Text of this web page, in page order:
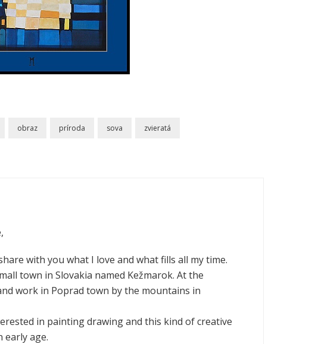
obraz príroda sova zvieratá
with you what I love and what fills all my time.
town in Slovakia named Kežmarok. At the
work in Poprad town by the mountains in
in painting drawing and this kind of creative
early age.